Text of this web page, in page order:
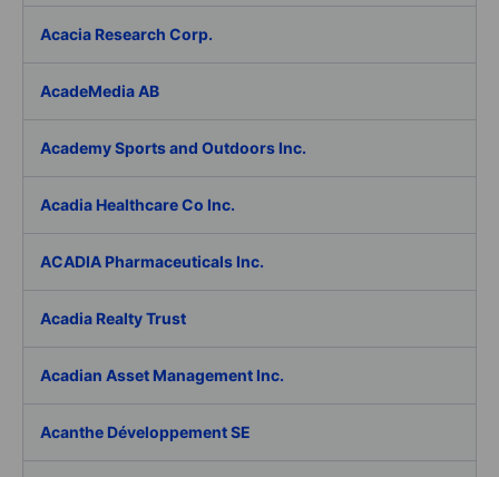
Acacia Research Corp.
AcadeMedia AB
Academy Sports and Outdoors Inc.
Acadia Healthcare Co Inc.
ACADIA Pharmaceuticals Inc.
Acadia Realty Trust
Acadian Asset Management Inc.
Acanthe Développement SE